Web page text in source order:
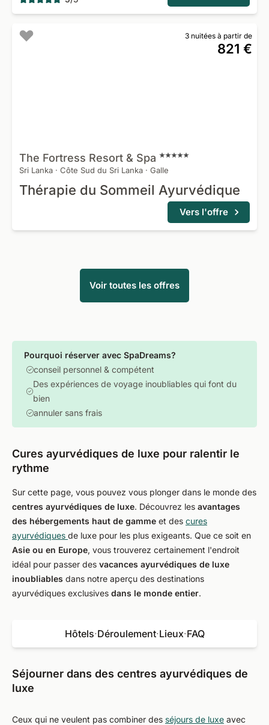
3 nuitées à partir de
821 €
The Fortress Resort & Spa
Sri Lanka · Côte Sud du Sri Lanka · Galle
Thérapie du Sommeil Ayurvédique
Vers l'offre
Voir toutes les offres
Pourquoi réserver avec SpaDreams?
conseil personnel & compétent
Des expériences de voyage inoubliables qui font du
bien
annuler sans frais
Cures ayurvédiques de luxe pour ralentir le
rythme
Sur cette page, vous pouvez vous plonger dans le monde des
centres ayurvédiques de luxe. Découvrez les avantages
des hébergements haut de gamme et des cures
ayurvédiques de luxe pour les plus exigeants. Que ce soit en
Asie ou en Europe, vous trouverez certainement l'endroit
idéal pour passer des vacances ayurvédiques de luxe
inoubliables dans notre aperçu des destinations
ayurvédiques exclusives dans le monde entier.
Hôtels·Déroulement·Lieux·FAQ
Séjourner dans des centres ayurvédiques de
luxe
Ceux qui ne veulent pas combiner des séjours de luxe avec